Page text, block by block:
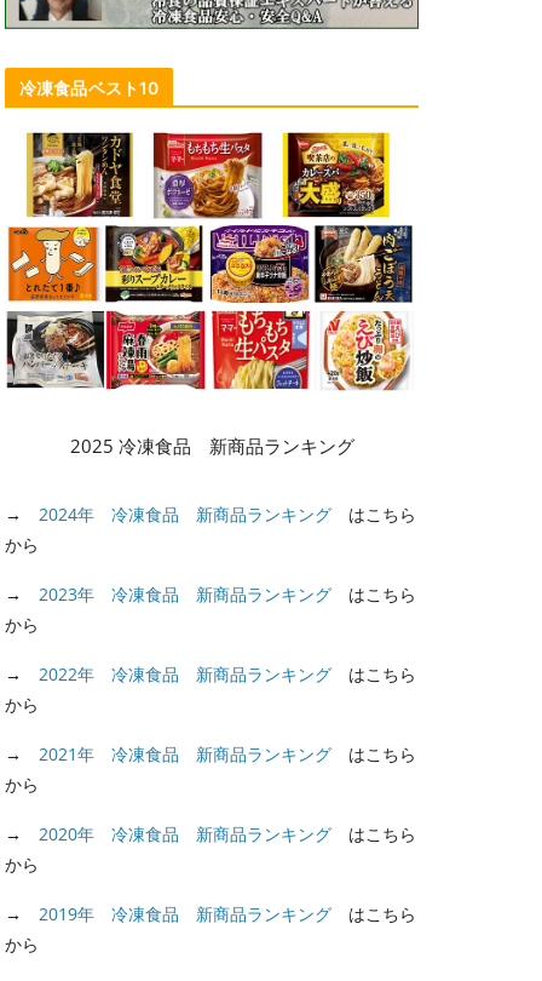
冷凍食品ベスト10
2025 冷凍食品 新商品ランキング
→ 2024年 冷凍食品 新商品ランキング はこちら
から
→ 2023年 冷凍食品 新商品ランキング はこちら
から
→ 2022年 冷凍食品 新商品ランキング はこちら
から
→ 2021年 冷凍食品 新商品ランキング はこちら
から
→ 2020年 冷凍食品 新商品ランキング はこちら
から
→ 2019年 冷凍食品 新商品ランキング はこちら
から